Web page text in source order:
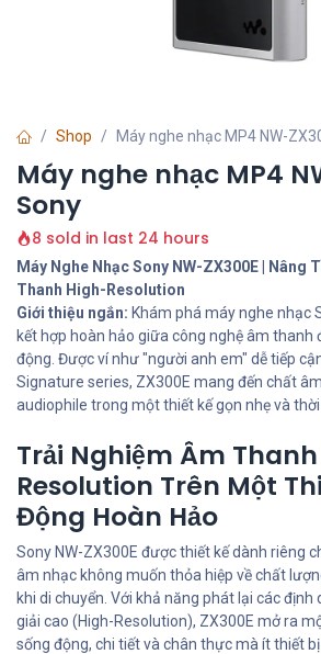
Shop Máy nghe nhạc MP4 NW-
Máy nghe nhạc MP4
Sony
8 sold in last 24 hours
Máy Nghe Nhạc Sony NW-ZX300E | Nâng
Thanh High-Resolution
Giới thiệu ngắn: Khám phá máy nghe nhạc
kết hợp hoàn hảo giữa công nghệ âm thanh
động. Được ví như "người anh em" dễ tiếp
Signature series, ZX300E mang đến chất
audiophile trong một thiết kế gọn nhẹ và
Trải Nghiệm Âm
Resolution Trên Một
Động Hoàn Hảo
Sony NW-ZX300E được thiết kế dành riêng
âm nhạc không muốn thỏa hiệp về chất
khi di chuyển. Với khả năng phát lại các định
giải cao (High-Resolution), ZX300E mở ra
sống động, chi tiết và chân thực mà ít thiết